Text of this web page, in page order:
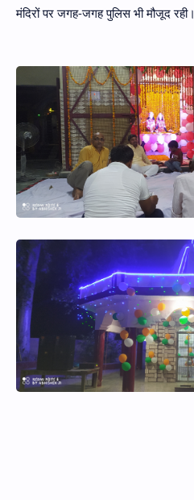
मंदिरों पर जगह-जगह पुलिस भी मौजूद रही।